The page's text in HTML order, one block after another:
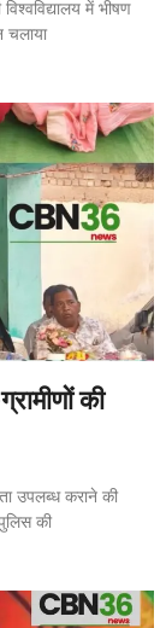
में भीषण
चलाया
की
उपलब्ध कराने की
की